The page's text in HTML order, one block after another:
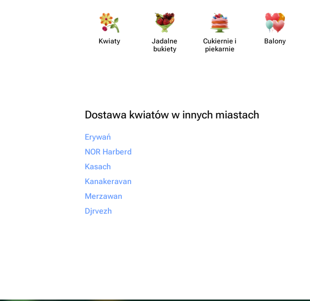
рекомендую! Если вы хотите подарить
своим близким не просто подарок, а
настоящие эмоции и быть уверенными,
что всё будет выполнено с любовью и
Kwiaty
Jadalne
bukiety
Cukiernie i
piekarnie
Balony
Dostawa kwiatów w innych miastach
Erywań
NOR Harberd
Kasach
Kanakeravan
Merzawan
Djrvezh